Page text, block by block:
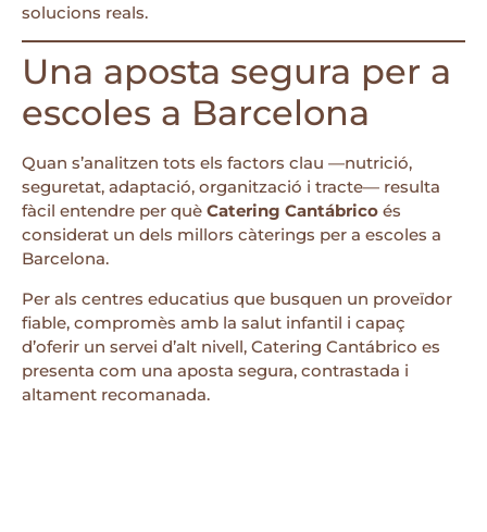
solucions reals.
Una aposta segura per a
escoles a Barcelona
Quan s’analitzen tots els factors clau —nutrició,
seguretat, adaptació, organització i tracte— resulta
fàcil entendre per què Catering Cantábrico és
considerat un dels millors càterings per a escoles a
Barcelona.
Per als centres educatius que busquen un proveïdor
fiable, compromès amb la salut infantil i capaç
d’oferir un servei d’alt nivell, Catering Cantábrico es
presenta com una aposta segura, contrastada i
altament recomanada.